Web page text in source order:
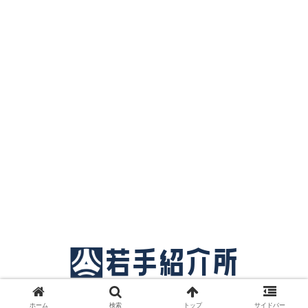
© 2018 サッカー若手紹介所.
ホーム 検索 トップ サイドバー